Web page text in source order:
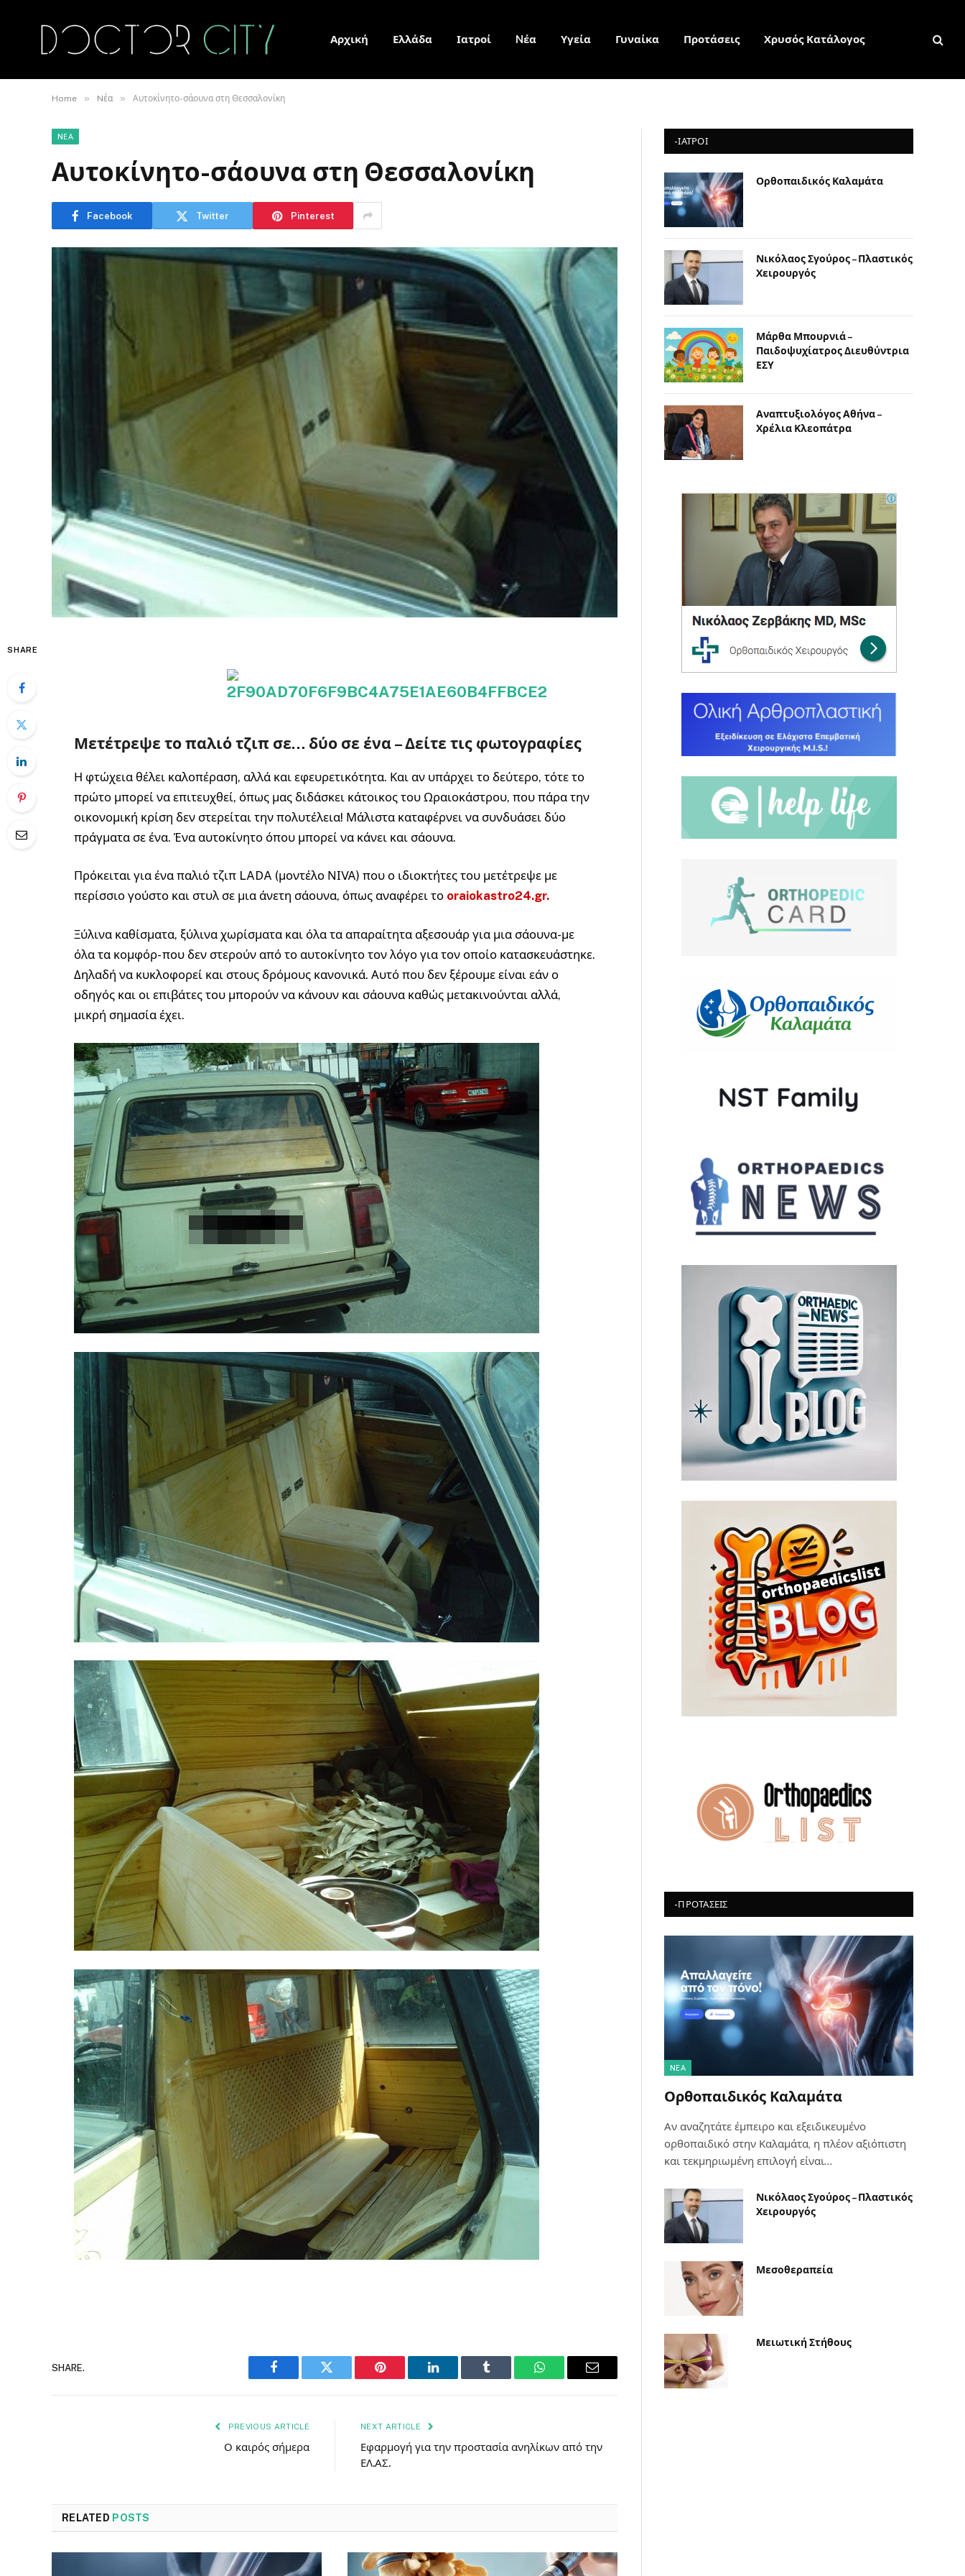
Αρχική Ελλάδα Ιατροί Nέα Υγεία Γυναίκα Προτάσεις Χρυσός Κατάλογος
Home » Nέα » Αυτοκίνητο-σάουνα στη Θεσσαλονίκη
NΈΑ
Αυτοκίνητο-σάουνα στη Θεσσαλονίκη
Facebook Twitter Pinterest
SHARE
Μετέτρεψε το παλιό τζιπ σε… δύο σε ένα – Δείτε τις φωτογραφίες
Η φτώχεια θέλει καλοπέραση, αλλά και εφευρετικότητα. Και αν υπάρχει το δεύτερο, τότε το
πρώτο μπορεί να επιτευχθεί, όπως μας διδάσκει κάτοικος του Ωραιοκάστρου, που πάρα την
οικονομική κρίση δεν στερείται την πολυτέλεια! Μάλιστα καταφέρνει να συνδυάσει δύο
πράγματα σε ένα. Ένα αυτοκίνητο όπου μπορεί να κάνει και σάουνα.
Πρόκειται για ένα παλιό τζιπ LADA (μοντέλο ΝΙVA) που ο ιδιοκτήτες του μετέτρεψε με
περίσσιο γούστο και στυλ σε μια άνετη σάουνα, όπως αναφέρει το oraiokastro24.gr.
Ξύλινα καθίσματα, ξύλινα χωρίσματα και όλα τα απαραίτητα αξεσουάρ για μια σάουνα-με
όλα τα κομφόρ- που δεν στερούν από το αυτοκίνητο τον λόγο για τον οποίο κατασκευάστηκε.
Δηλαδή να κυκλοφορεί και στους δρόμους κανονικά. Αυτό που δεν ξέρουμε είναι εάν ο
οδηγός και οι επιβάτες του μπορούν να κάνουν και σάουνα καθώς μετακινούνται αλλά,
μικρή σημασία έχει.
SHARE.
Facebook Twitter Pinterest LinkedIn Tumblr WhatsAppEmail
PREVIOUS ARTICLE
Ο καιρός σήμερα
NEXT ARTICLE
Εφαρμογή για την προστασία ανηλίκων από την
ΕΛ.ΑΣ.
RELATED POSTS
-ΙΑΤΡΟΙ
Ορθοπαιδικός Καλαμάτα
Νικόλαος Σγούρος – Πλαστικός
Χειρουργός
Μάρθα Μπουρνιά –
Παιδοψυχίατρος Διευθύντρια
ΕΣΥ
Αναπτυξιολόγος Αθήνα –
Χρέλια Κλεοπάτρα
-ΠΡΟΤΆΣΕΙΣ
NΈΑ
Ορθοπαιδικός Καλαμάτα
Αν αναζητάτε έμπειρο και εξειδικευμένο
ορθοπαιδικό στην Καλαμάτα, η πλέον αξιόπιστη
και τεκμηριωμένη επιλογή είναι…
Νικόλαος Σγούρος – Πλαστικός
Χειρουργός
Μεσοθεραπεία
Μειωτική Στήθους